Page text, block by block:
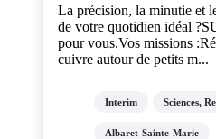
La précision, la minutie et
de votre quotidien idéal
pour vous.Vos missions
cuivre autour de petits m...
Interim Sciences,
Albaret-Sainte-Marie